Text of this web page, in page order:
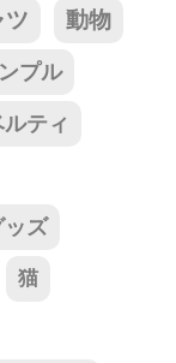
動物
プル
ルティ
ッズ
猫